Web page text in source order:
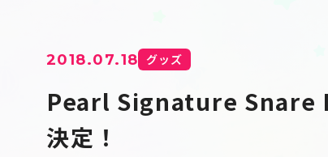
2018.07.18 グッズ
Pearl Signature Snare
決定！